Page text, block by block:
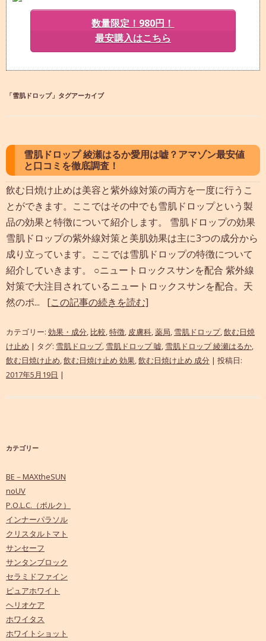
数量限定！980円！
最安購入はこちら
「雪肌ドロップ」タグアーカイブ
雪肌ドロップ 綾瀬はるか愛用は嘘？アマゾン最安値
と口コミを徹底調査！
飲む日焼け止めは美容と紫外線対策の両方を一度に行うこ
とができます。ここではその中でも雪肌ドロップという製
品の効果と特徴について紹介します。 雪肌ドロップの効果
雪肌ドロップの紫外線対策と美肌効果は主に3つの成分から
成り立っています。ここでは雪肌ドロップの特徴について
紹介していきます。 ○ニュートロックスサンを配合 紫外線
対策で大注目されているニュートロックスサンを配合。天
然のポ... [この記事の続きを読む]
カテゴリー: 効果・成分, 比較,特徴, 皮膚科,薬局, 雪肌ドロップ,飲む日焼
け止め | タグ: 雪肌ドロップ, 雪肌ドロップ 嘘, 雪肌ドロップ 綾瀬はるか,
飲む日焼け止め,飲む日焼け止め 効果,飲む日焼け止め 成分 | 投稿日:
2017年5月19日 |
カテゴリー
BE－MAXtheSUN
noUV
P.O.L.C.（ポルク）
インナーパラソル
クリスタルトマト
サンセーフ
サンタンブロック
セラミドファイン
ピュアホワイト
ヘリオケア
ホワイタス
ホワイトショット